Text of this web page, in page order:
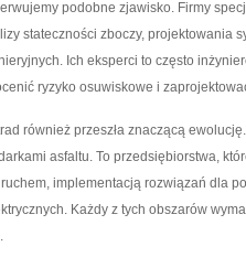
podobne zjawisko. Firmy
stateczności zboczy, projektowania
Ich eksperci to często
ryzyko osuwiskowe i
również przeszła znaczącą
asfaltu. To przedsiębiorstwa,
implementacją rozwiązań dla
Każdy z tych obszarów